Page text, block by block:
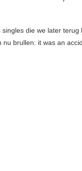
die we later terug
brullen: it was an